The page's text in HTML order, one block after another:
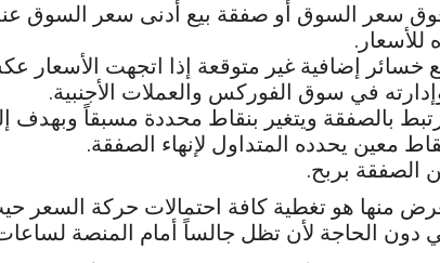
سعر السوق أو صفقة بيع أدنى سعر السوق
للأسعار.
خسائر إضافية غير متوقعة إذا اتجهت الأسعار
في سوق الفوركس والعملات الأجنبية.
بالصفقة ويتغير بنقاط محددة مسبقاً
معين يحدده المتداول لإنهاء الصفقة.
الصفقة بربح.
منها هو تغطية كافة احتمالات حركة السعر
دون الحاجة لأن تظل جالساً أمام المنصة